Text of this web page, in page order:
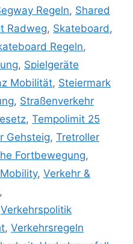
Regeln, Shared
Radweg, Skateboard,
Regeln,
, Spielgeräte
Mobilität, Steiermark
, Straßenverkehr
, Tempolimit 25
Gehsteig, Tretroller
Fortbewegung,
, Verkehr &
,
Verkehrspolitik
, Verkehrsregeln